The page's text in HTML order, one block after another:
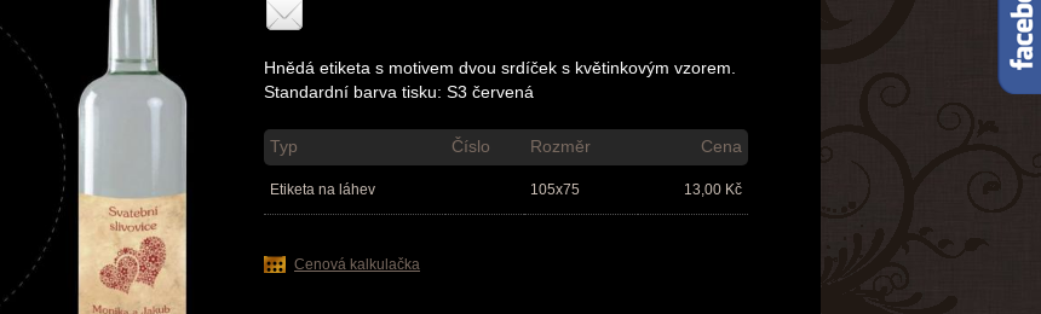
Hnědá etiketa s motivem dvou srdíček s květinkovým vzorem.
Standardní barva tisku: S3 červená
Typ Číslo Rozměr Cena
Etiketa na láhev 105x75 13,00 Kč
Cenová kalkulačka